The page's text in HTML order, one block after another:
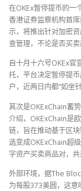
在OKEx暂停提币的一
香港证券监察机构首
示，将推出针对加密
查管理，不论是否买卖
自十月十六号OKEx官
托，平台决定暂停提
户，近两日内都“如坐针
其次是OKExChain蓄
介绍，OKExChain是
链，旨在推动基于区
选变成OKExChain超
字资产买卖商品对，共
外部环境，据The
为每股373美圆，这